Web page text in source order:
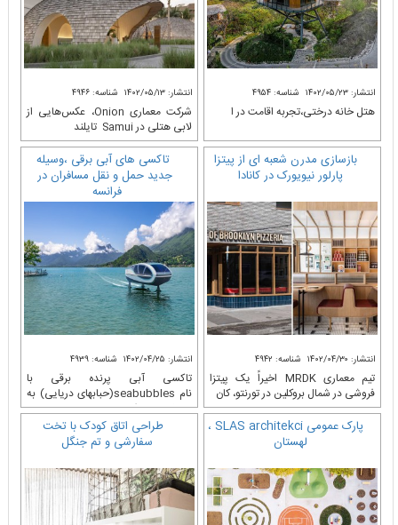
انتشار: ۱۴۰۲/۰۵/۲۳ شناسه: ۴۹۵۴
هتل خانه درختی،تجربه اقامت در ا
انتشار: ۱۴۰۲/۰۵/۱۳ شناسه: ۴۹۴۶
شرکت معماری Onion، عکس‌هایی از
لابی هتلی در Samui تایلند
بازسازی مدرن شعبه ای از پیتزا
پارلور نیویورک در کانادا
انتشار: ۱۴۰۲/۰۴/۳۰ شناسه: ۴۹۴۲
تیم معماری MRDK اخیراً یک پیتزا
فروشی در شمال بروکلین در تورنتو، کان
تاکسی های آبی برقی ،وسیله
جدید حمل و نقل مسافران در
فرانسه
انتشار: ۱۴۰۲/۰۴/۲۵ شناسه: ۴۹۳۹
تاکسی آبی پرنده برقی با
نام seabubbles(حبابهای دریایی) به
وسیله هیدروفویل، ...
پارک عمومی SLAS architekci ،
لهستان
طراحی اتاق کودک با تخت
سفارشی و تم جنگل